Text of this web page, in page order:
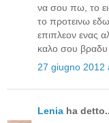
να σου πω, το
το προτεινω εδω
επιπλεον ενας
καλο σου βραδυ
27 giugno 2012
Lenia ha